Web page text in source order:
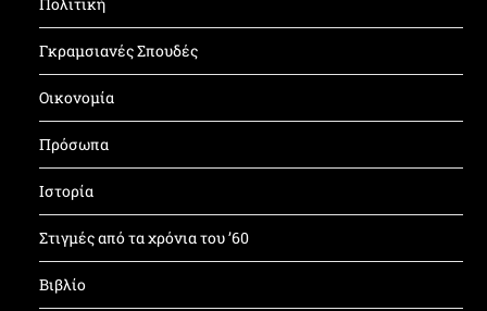
Γκραμσιανές Σπουδές
Οικονομία
Πρόσωπα
Ιστορία
Στιγμές από τα χρόνια του ’60
Βιβλίο